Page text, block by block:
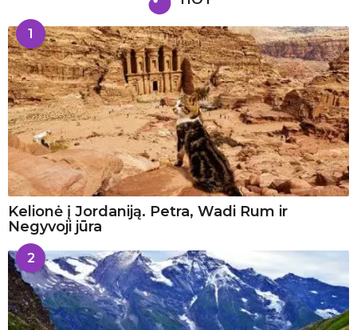
1
Kelionė į Jordaniją. Petra, Wadi Rum ir
Negyvoji jūra
2